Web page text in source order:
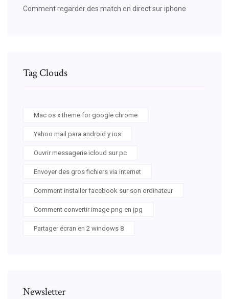
Comment regarder des match en direct sur iphone
Tag Clouds
Mac os x theme for google chrome
Yahoo mail para android y ios
Ouvrir messagerie icloud sur pc
Envoyer des gros fichiers via internet
Comment installer facebook sur son ordinateur
Comment convertir image png en jpg
Partager écran en 2 windows 8
Newsletter